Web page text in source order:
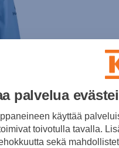
palvelua
käyttää
toivotulla tavalla.
sekä